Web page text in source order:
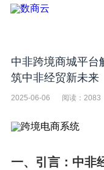
中非跨境商城平台
筑中非经贸新未来
2025-06-06 阅读： 2083
一、引言：中非